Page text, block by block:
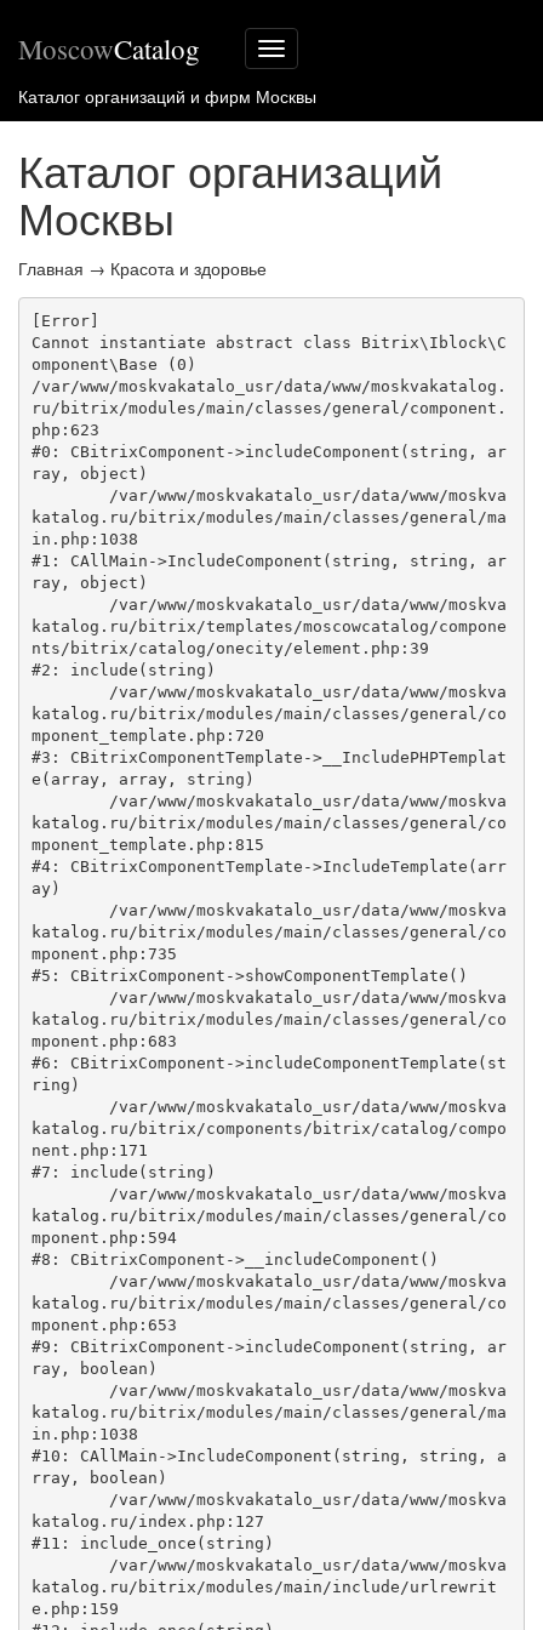
Меню
сайта
MoscowCatalog
Каталог организаций и фирм Москвы
Каталог организаций
Москвы
Главная → Красота и здоровье
[Error]
Cannot instantiate abstract class Bitrix\Iblock\C
omponent\Base (0)
/var/www/moskvakatalo_usr/data/www/moskvakatalog.
ru/bitrix/modules/main/classes/general/component.
php:623
#0: CBitrixComponent->includeComponent(string, ar
ray, object)
katalog.ru/bitrix/modules/main/classes/general/ma
in.php:1038
#1: CAllMain->IncludeComponent(string, string, ar
ray, object)
katalog.ru/bitrix/templates/moscowcatalog/compone
nts/bitrix/catalog/onecity/element.php:39
#2: include(string)
katalog.ru/bitrix/modules/main/classes/general/co
mponent_template.php:720
#3: CBitrixComponentTemplate->__IncludePHPTemplat
e(array, array, string)
katalog.ru/bitrix/modules/main/classes/general/co
mponent_template.php:815
#4: CBitrixComponentTemplate->IncludeTemplate(arr
ay)
katalog.ru/bitrix/modules/main/classes/general/co
mponent.php:735
#5: CBitrixComponent->showComponentTemplate()
katalog.ru/bitrix/modules/main/classes/general/co
mponent.php:683
#6: CBitrixComponent->includeComponentTemplate(st
ring)
katalog.ru/bitrix/components/bitrix/catalog/compo
nent.php:171
#7: include(string)
katalog.ru/bitrix/modules/main/classes/general/co
mponent.php:594
#8: CBitrixComponent->__includeComponent()
katalog.ru/bitrix/modules/main/classes/general/co
mponent.php:653
#9: CBitrixComponent->includeComponent(string, ar
ray, boolean)
katalog.ru/bitrix/modules/main/classes/general/ma
in.php:1038
#10: CAllMain->IncludeComponent(string, string, a
rray, boolean)
katalog.ru/index.php:127
#11: include_once(string)
katalog.ru/bitrix/modules/main/include/urlrewrit
e.php:159